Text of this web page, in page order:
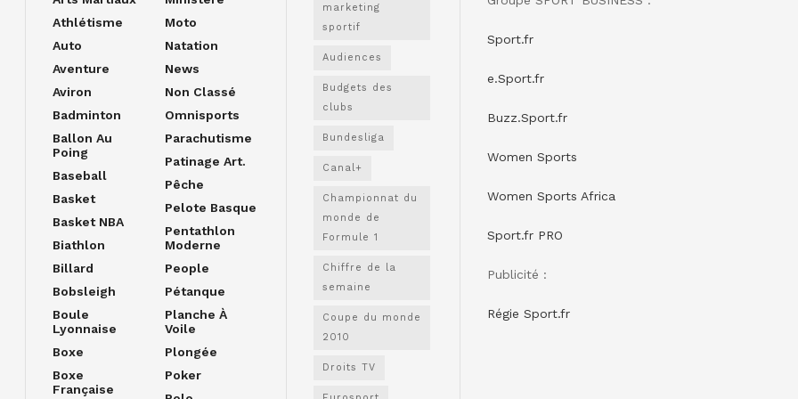
Athlétisme
Auto
Aventure
Aviron
Badminton
Ballon Au
Poing
Baseball
Basket
Basket NBA
Biathlon
Billard
Bobsleigh
Boule
Lyonnaise
Boxe
Boxe
Française
Moto
Natation
News
Non Classé
Omnisports
Parachutisme
Patinage Art.
Pêche
Pelote Basque
Pentathlon
Moderne
People
Pétanque
Planche À
Voile
Plongée
Poker
marketing
sportif
Audiences
Budgets des
clubs
Bundesliga
Canal+
Championnat du
monde de
Formule 1
Chiffre de la
semaine
Coupe du monde
2010
Droits TV
Sport.fr
e.Sport.fr
Buzz.Sport.fr
Women Sports
Women Sports Africa
Sport.fr PRO
Publicité :
Régie Sport.fr